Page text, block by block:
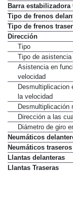
Barra estabilizadora
Tipo de frenos
Tipo de frenos
Dirección
Tipo
Tipo de asistencia
Asistencia en
velocidad
Desmultiplicacion
la velocidad
Desmultiplicación
Dirección a las
Diámetro de giro
Neumáticos
Neumáticos traseros
Llantas delanteras
Llantas Traseras